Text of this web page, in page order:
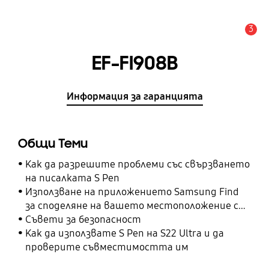
3
EF-FI908B
Информация за гаранцията
Общи Теми
Как да разрешите проблеми със свързването
на писалката S Pen
Използване на приложението Samsung Find
за споделяне на вашето местоположение с
вашите приятели, дете, семейство и други
контакти
Съвети за безопасност
Как да използвате S Pen на S22 Ultra и да
проверите съвместимостта им